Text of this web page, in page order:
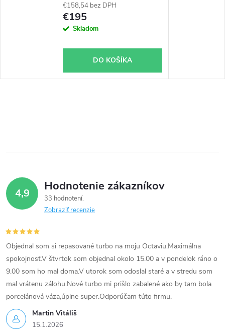
€158,54 bez DPH
€195
Skladom
DO KOŠÍKA
4,9 Hodnotenie zákazníkov
33 hodnotení
Zobraziť recenzie
Martin Vitáliš
15.1.2026
Objednal som si repasované turbo na moju Octaviu.Maximálna
spokojnosť.V štvrtok som objednal okolo 15.00 a v pondelok ráno o
9.00 som ho mal doma.V utorok som odoslal staré a v stredu som
mal vrátenu zálohu.Nové turbo mi prišlo zabalené ako by tam bola
porcelánová váza,úplne super.Odporúčam túto firmu.